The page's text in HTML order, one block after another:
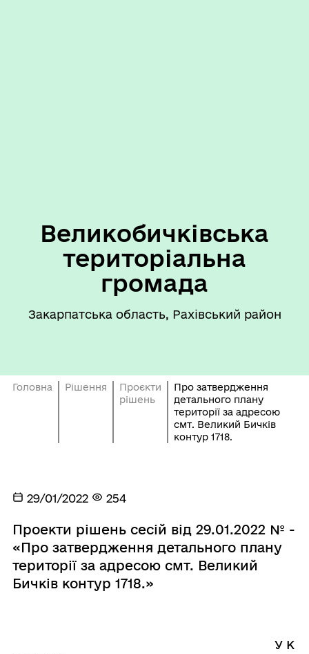
Великобичківська
територіальна
громада
Закарпатська область, Рахівський район
Головна Рішення
Проєкти
рішень
Про затвердження
детального плану
території за адресою
смт. Великий Бичків
контур 1718.
29/01/2022 254
Проекти рішень сесій від 29.01.2022 № -
«Про затвердження детального плану
території за адресою смт. Великий
Бичків контур 1718.»
У К